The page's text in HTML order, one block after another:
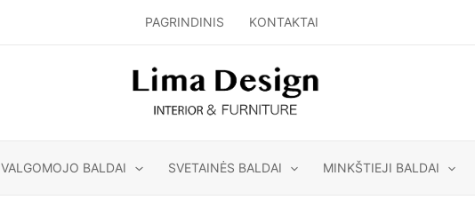
PAGRINDINIS KONTAKTAI
VALGOMOJO BALDAI SVETAINĖS BALDAI MINKŠTIEJI BALDAI